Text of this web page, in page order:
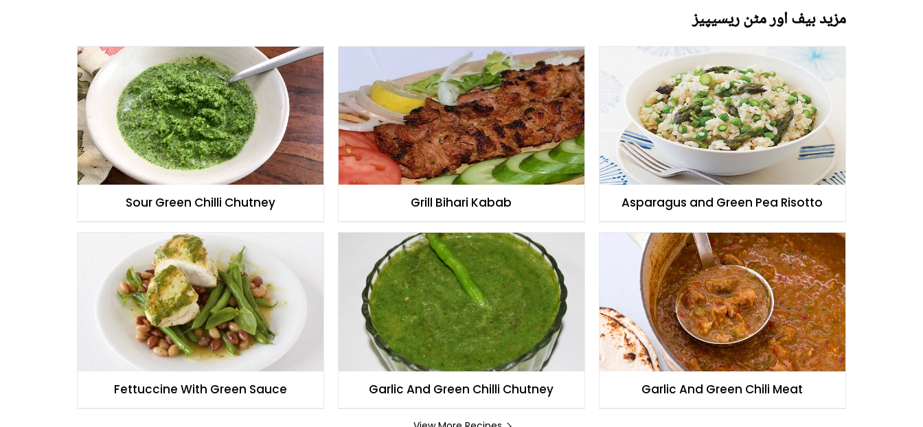
مزید بیف اور مٹن ریسیپیز
Sour Green Chilli Chutney Grill Bihari Kabab Asparagus and Green Pea Risotto
Fettuccine With Green Sauce Garlic And Green Chilli Chutney Garlic And Green Chili Meat